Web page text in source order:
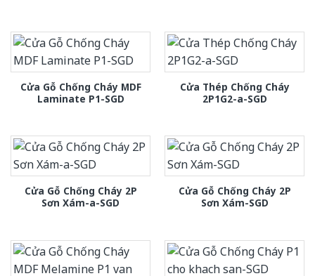
Cửa Gỗ Chống Cháy MDF
Laminate P1-SGD
Cửa Thép Chống Cháy
2P1G2-a-SGD
Cửa Gỗ Chống Cháy 2P
Sơn Xám-a-SGD
Cửa Gỗ Chống Cháy 2P
Sơn Xám-SGD